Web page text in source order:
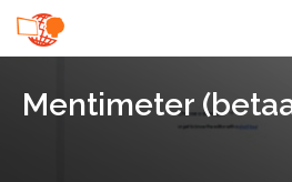
Mentimeter